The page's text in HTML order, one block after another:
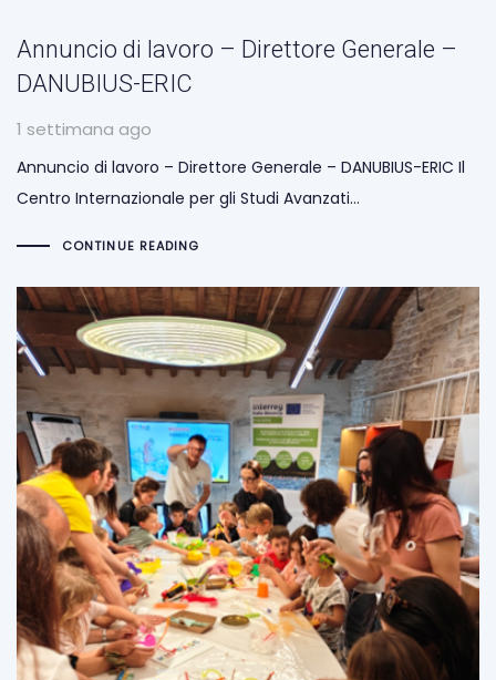
Annuncio di lavoro – Direttore Generale –
DANUBIUS-ERIC
1 settimana ago
Annuncio di lavoro – Direttore Generale – DANUBIUS-ERIC Il
Centro Internazionale per gli Studi Avanzati…
CONTINUE READING